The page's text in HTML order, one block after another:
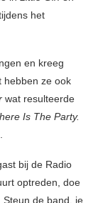
het
en kreeg
hebben ze ook
wat resulteerde
Is The Party.
bij de Radio
optreden, doe
Steun de band, je